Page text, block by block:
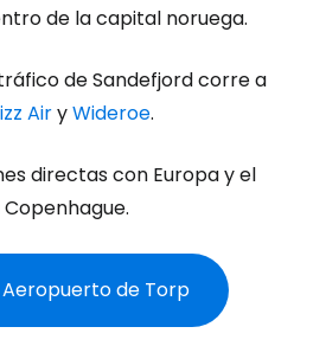
de la capital noruega.
de Sandefjord corre a
AiryWideroe.
directas con Europa y el
Aeropuerto de Torp